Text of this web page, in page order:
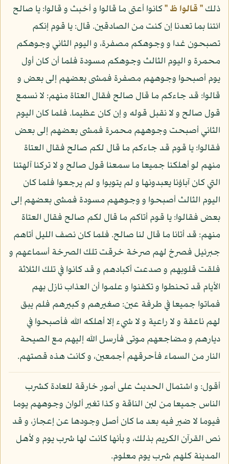
ذلك" قالوا ظ "كانوا أعتى ما قالوا و أخبث و قالوا: يا صالح
ائتنا بما تعدنا إن كنت من الصادقين. قال: يا قوم إنكم
تصبحون غدا و وجوهكم مصفرة، و اليوم الثاني وجوهكم
محمرة و اليوم الثالث وجوهكم مسودة فلما أن كان أول
يوم أصبحوا وجوههم مصفرة فمشى بعضهم إلى بعض و
قالوا: قد جاءكم ما قال صالح فقال العتاة منهم: لا نسمع
قول صالح و لا نقبل قوله و إن كان عظيما. فلما كان اليوم
الثاني أصبحت وجوههم محمرة فمشى بعضهم إلى بعض
فقالوا: يا قوم قد جاءكم ما قال لكم صالح فقال العتاة
منهم لو أهلكنا جميعا ما سمعنا قول صالح و لا تركنا آلهتنا
التي كان آباؤنا يعبدونها و لم يتوبوا و لم يرجعوا فلما كان
اليوم الثالث أصبحوا و وجوههم مسودة فمشى بعضهم إلى
بعض فقالوا: يا قوم أتاكم ما قال لكم صالح فقال العتاة
منهم: قد أتانا ما قال لنا صالح. فلما كان نصف الليل أتاهم
جبرئيل فصرخ لهم صرخة خرقت تلك الصرخة أسماعهم و
فلقت قلوبهم و صدعت أكبادهم و قد كانوا في تلك الثلاثة
الأيام قد تحنطوا و تكفنوا و علموا أن العذاب نازل بهم
فماتوا جميعا في طرفة عين: صغيرهم و كبيرهم فلم يبق
لهم ناعقة و لا راعية و لا شيء إلا أهلكه الله فأصبحوا في
ديارهم و مضاجعهم موتى فأرسل الله إليهم مع الصيحة
النار من السماء فأحرقهم أجمعين، و كانت هذه قصتهم.
أقول: و اشتمال الحديث على أمور خارقة للعادة كشرب
الناس جميعا من لبن الناقة و كذا تغير ألوان وجوههم يوما
فيوما لا ضير فيه بعد ما كان أصل وجودها عن إعجاز، و قد
نص القرآن الكريم بذلك، و بأنها كانت لها شرب يوم و لأهل
المدينة كلهم شرب يوم معلوم.